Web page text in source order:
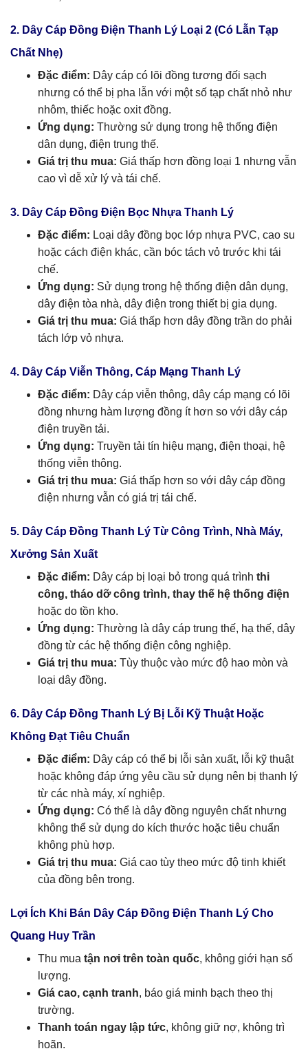
2. Dây Cáp Đồng Điện Thanh Lý Loại 2 (Có Lẫn Tạp
Chất Nhẹ)
Đặc điểm: Dây cáp có lõi đồng tương đối sạch
nhưng có thể bị pha lẫn với một số tạp chất nhỏ như
nhôm, thiếc hoặc oxit đồng.
Ứng dụng: Thường sử dụng trong hệ thống điện
dân dụng, điện trung thế.
Giá trị thu mua: Giá thấp hơn đồng loại 1 nhưng vẫn
cao vì dễ xử lý và tái chế.
3. Dây Cáp Đồng Điện Bọc Nhựa Thanh Lý
Đặc điểm: Loại dây đồng bọc lớp nhựa PVC, cao su
hoặc cách điện khác, cần bóc tách vỏ trước khi tái
chế.
Ứng dụng: Sử dụng trong hệ thống điện dân dụng,
dây điện tòa nhà, dây điện trong thiết bị gia dụng.
Giá trị thu mua: Giá thấp hơn dây đồng trần do phải
tách lớp vỏ nhựa.
4. Dây Cáp Viễn Thông, Cáp Mạng Thanh Lý
Đặc điểm: Dây cáp viễn thông, dây cáp mạng có lõi
đồng nhưng hàm lượng đồng ít hơn so với dây cáp
điện truyền tải.
Ứng dụng: Truyền tải tín hiệu mạng, điện thoại, hệ
thống viễn thông.
Giá trị thu mua: Giá thấp hơn so với dây cáp đồng
điện nhưng vẫn có giá trị tái chế.
5. Dây Cáp Đồng Thanh Lý Từ Công Trình, Nhà Máy,
Xưởng Sản Xuất
Đặc điểm: Dây cáp bị loại bỏ trong quá trình thi
công, tháo dỡ công trình, thay thế hệ thống điện
hoặc do tồn kho.
Ứng dụng: Thường là dây cáp trung thế, hạ thế, dây
đồng từ các hệ thống điện công nghiệp.
Giá trị thu mua: Tùy thuộc vào mức độ hao mòn và
loại dây đồng.
6. Dây Cáp Đồng Thanh Lý Bị Lỗi Kỹ Thuật Hoặc
Không Đạt Tiêu Chuẩn
Đặc điểm: Dây cáp có thể bị lỗi sản xuất, lỗi kỹ thuật
hoặc không đáp ứng yêu cầu sử dụng nên bị thanh lý
từ các nhà máy, xí nghiệp.
Ứng dụng: Có thể là dây đồng nguyên chất nhưng
không thể sử dụng do kích thước hoặc tiêu chuẩn
không phù hợp.
Giá trị thu mua: Giá cao tùy theo mức độ tinh khiết
của đồng bên trong.
Lợi Ích Khi Bán Dây Cáp Đồng Điện Thanh Lý Cho
Quang Huy Trần
Thu mua tận nơi trên toàn quốc, không giới hạn số
lượng.
Giá cao, cạnh tranh, báo giá minh bạch theo thị
trường.
Thanh toán ngay lập tức, không giữ nợ, không trì
hoãn.